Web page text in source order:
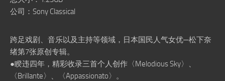
公司：Sony Classical
跨足戏剧、音乐以及主持等领域，日本国民人气女优─松下奈
绪第7张原创专辑。
●睽违四年，精彩收录三首个人创作〈Melodious Sky〉、
〈Brillante〉、〈Appassionato〉。